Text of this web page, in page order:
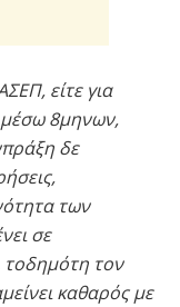
είτε για
μέσω 8μηνων,
δε
των
σε
τοδημότη τον
καθαρός με